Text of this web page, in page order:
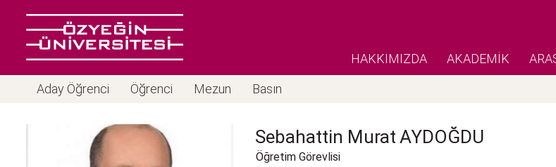
HAKKIMIZDA AKADEMİK
Aday Öğrenci Öğrenci Mezun Basın
Sebahattin Murat AYDOĞDU
Öğretim Görevlisi